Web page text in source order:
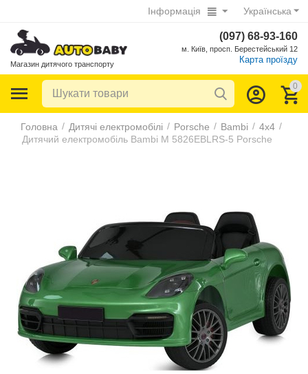
Українська
Інформація
Магазин дитячого транспорту
(097) 68-93-160
м. Київ, просп. Берестейський 12
Карта проїзду
0
Головна / Дитячі електромобілі / Porsche / Bambi / 4х4 /
Дитячий електромобіль Bambi M 5826EBLRS-5 Porsche